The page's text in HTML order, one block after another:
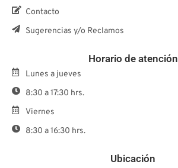
Contacto
Sugerencias y/o Reclamos
Horario de atención
Lunes a jueves
8:30 a 17:30 hrs.
Viernes
8:30 a 16:30 hrs.
Ubicación